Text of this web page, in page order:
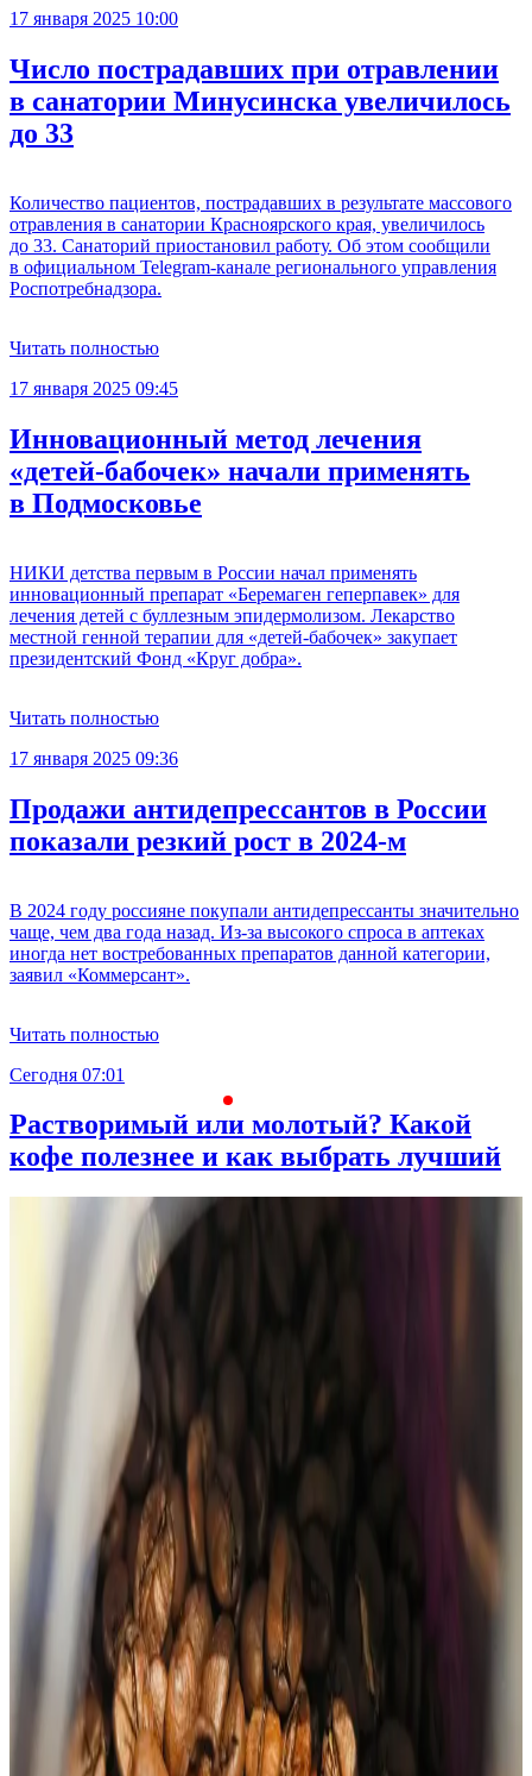
17 января 2025 10:00
Число пострадавших при отравлении
в санатории Минусинска увеличилось
до 33
Количество пациентов, пострадавших в результате массового
отравления в санатории Красноярского края, увеличилось
до 33. Санаторий приостановил работу. Об этом сообщили
в официальном Telegram-канале регионального управления
Роспотребнадзора.
Читать полностью
17 января 2025 09:45
Инновационный метод лечения
«детей-бабочек» начали применять
в Подмосковье
НИКИ детства первым в России начал применять
инновационный препарат «Беремаген геперпавек» для
лечения детей с буллезным эпидермолизом. Лекарство
местной генной терапии для «детей-бабочек» закупает
президентский Фонд «Круг добра».
Читать полностью
17 января 2025 09:36
Продажи антидепрессантов в России
показали резкий рост в 2024-м
В 2024 году россияне покупали антидепрессанты значительно
чаще, чем два года назад. Из-за высокого спроса в аптеках
иногда нет востребованных препаратов данной категории,
заявил «Коммерсант».
Читать полностью
Сегодня 07:01
Растворимый или молотый? Какой
кофе полезнее и как выбрать лучший